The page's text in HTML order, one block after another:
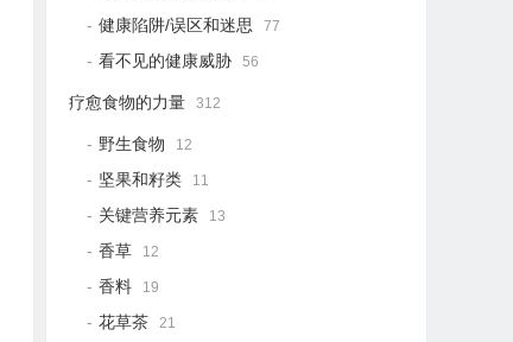
健康陷阱/误区和迷思 77
看不见的健康威胁 56
疗愈食物的力量 312
野生食物 12
坚果和籽类 11
关键营养元素 13
香草 12
香料 19
花草茶 21